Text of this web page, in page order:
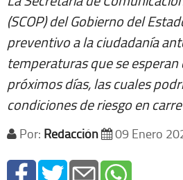
(SCOP) del Gobierno del
preventivo a la ciudadanía
temperaturas que se
próximos días, las cuales
condiciones de riesgo en
Por: Redacción 09 Enero